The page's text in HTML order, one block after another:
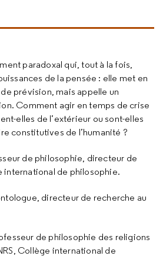
paradoxal qui, tout à la fois,
de la pensée : elle met en
prévision, mais appelle un
Comment agir en temps de crise
elles de l’extérieur ou sont-elles
constitutives de l’humanité ?
de philosophie, directeur de
international de philosophie.
directeur de recherche au
de philosophie des religions
Collège international de